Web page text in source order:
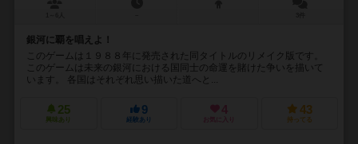
銀河に覇を唱えよ！
このゲームは１９８８年に発売された同タイトルのリメイク版です。
このゲームは未来の銀河における国同士の命運を賭けた争いを描いて
います。 各国はそれぞれ思い描いた道へと...
25
興味あり
9
経験あり
4
お気に入り
43
持ってる